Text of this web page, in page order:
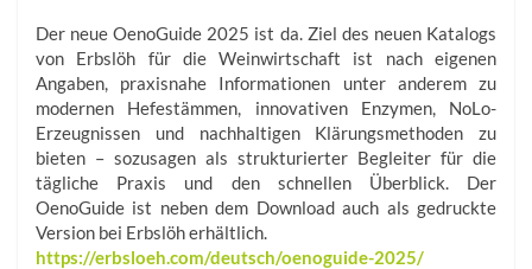
Der neue OenoGuide 2025 ist da. Ziel des neuen Katalogs
von Erbslöh für die Weinwirtschaft ist nach eigenen
Angaben, praxisnahe Informationen unter anderem zu
modernen Hefestämmen, innovativen Enzymen, NoLo-
Erzeugnissen und nachhaltigen Klärungsmethoden zu
bieten – sozusagen als strukturierter Begleiter für die
tägliche Praxis und den schnellen Überblick. Der
OenoGuide ist neben dem Download auch als gedruckte
Version bei Erbslöh erhältlich.
https://erbsloeh.com/deutsch/oenoguide-2025/